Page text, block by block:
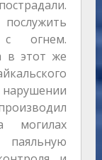
с огнем.
в этот же
могилах